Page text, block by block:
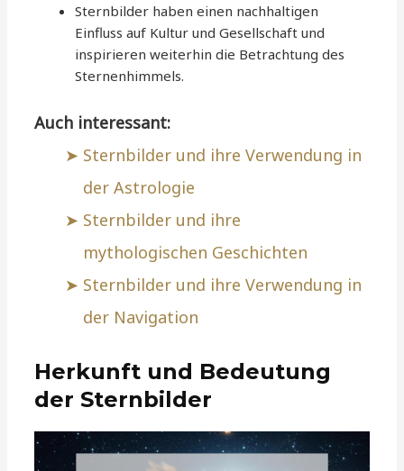
Sternbilder haben einen nachhaltigen
Einfluss auf Kultur und Gesellschaft und
inspirieren weiterhin die Betrachtung des
Sternenhimmels.
Auch interessant:
Sternbilder und ihre Verwendung in
der Astrologie
Sternbilder und ihre
mythologischen Geschichten
Sternbilder und ihre Verwendung in
der Navigation
Herkunft und Bedeutung
der Sternbilder